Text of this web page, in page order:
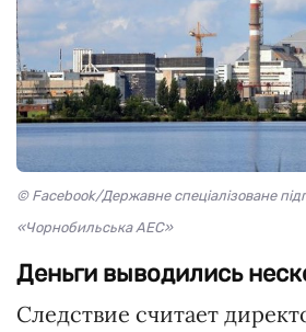
© Facebook/Державне спеціалізоване
«Чорнобильська АЕС»
Деньги выводились
Следствие считает